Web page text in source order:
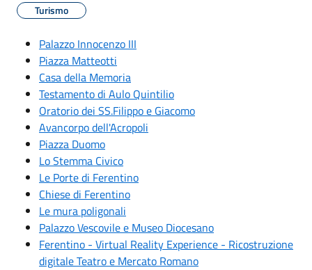
Turismo
Palazzo Innocenzo III
Piazza Matteotti
Casa della Memoria
Testamento di Aulo Quintilio
Oratorio dei SS.Filippo e Giacomo
Avancorpo dell'Acropoli
Piazza Duomo
Lo Stemma Civico
Le Porte di Ferentino
Chiese di Ferentino
Le mura poligonali
Palazzo Vescovile e Museo Diocesano
Ferentino - Virtual Reality Experience - Ricostruzione
digitale Teatro e Mercato Romano